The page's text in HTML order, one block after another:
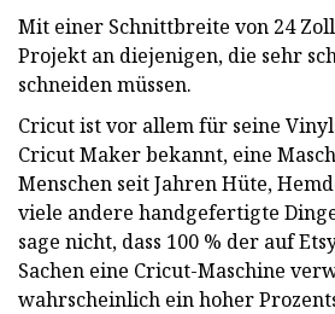
Mit einer Schnittbreite von 24
Projekt an diejenigen, die sehr
schneiden müssen.
Cricut ist vor allem für seine
Cricut Maker bekannt, eine
Menschen seit Jahren Hüte,
viele andere handgefertigte
sage nicht, dass 100 % der auf
Sachen eine Cricut-Maschine
wahrscheinlich ein hoher